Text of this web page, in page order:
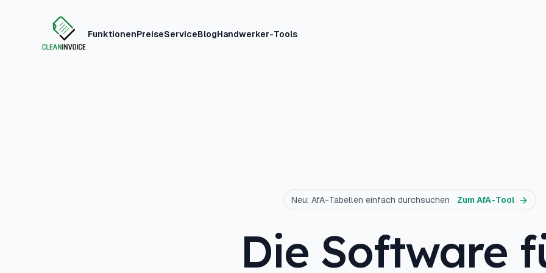
FunktionenPreiseServiceBlogHandwerker-Tools
Neu: AfA-Tabellen einfach durchsuchen Zum AfA-Tool
Die Software